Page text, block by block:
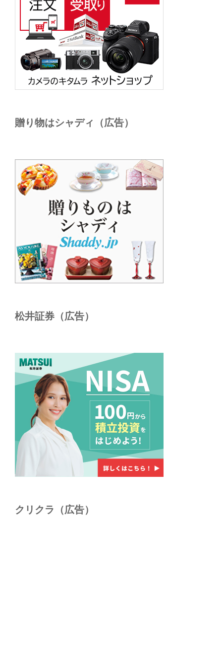
贈り物はシャディ（広告）
松井証券（広告）
クリクラ（広告）